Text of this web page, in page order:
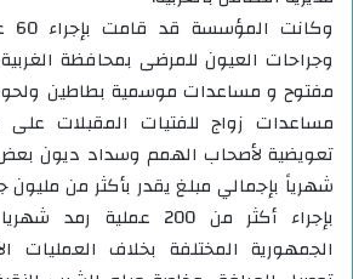
مفتوح و مساعدات موسمية بطاطين
مساعدات زواج للفتيات المقبلات على
تعويضية لأصحاب الهمم وسداد ديون
شهرياً بإجمالي مبلغ يقدر بأكثر من
بإجراء أكثر من 200
الجمهورية المختلفة بخلاف العمليات